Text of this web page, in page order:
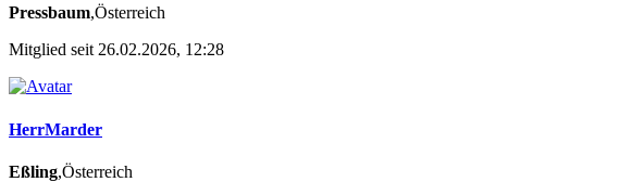
Pressbaum,Österreich
Mitglied seit 26.02.2026, 12:28
HerrMarder
Eßling,Österreich